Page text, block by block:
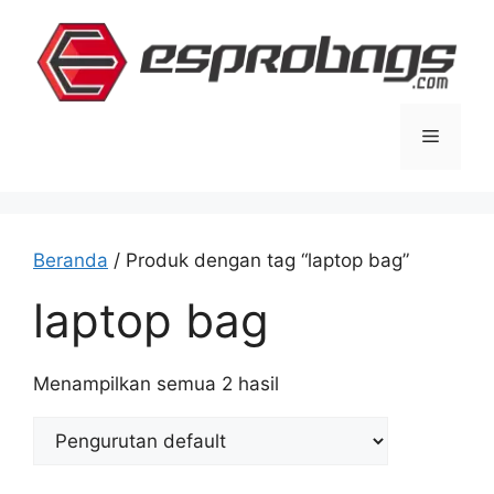
Menu
Beranda / Produk dengan tag “laptop bag”
laptop bag
Menampilkan semua 2 hasil